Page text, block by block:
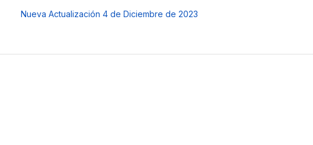
Nueva Actualización 4 de Diciembre de 2023